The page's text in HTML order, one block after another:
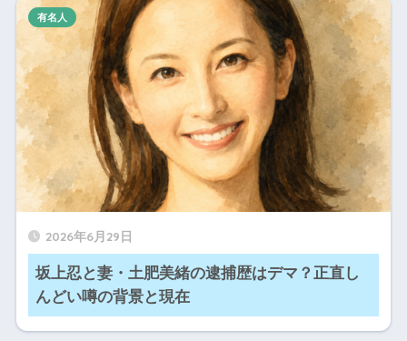
2026年6月29日
坂上忍と妻・土肥美緒の逮捕歴はデマ？正直し
んどい噂の背景と現在
有名人